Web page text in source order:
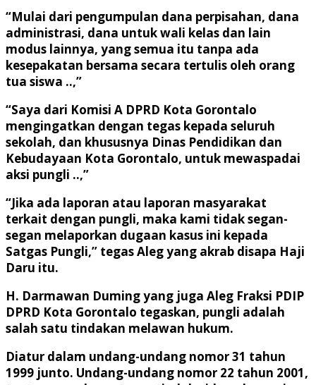
“Mulai dari pengumpulan dana perpisahan, dana
administrasi, dana untuk wali kelas dan lain
modus lainnya, yang semua itu tanpa ada
kesepakatan bersama secara tertulis oleh orang
tua siswa ..,”
“Saya dari Komisi A DPRD Kota Gorontalo
mengingatkan dengan tegas kepada seluruh
sekolah, dan khususnya Dinas Pendidikan dan
Kebudayaan Kota Gorontalo, untuk mewaspadai
aksi pungli ..,”
“Jika ada laporan atau laporan masyarakat
terkait dengan pungli, maka kami tidak segan-
segan melaporkan dugaan kasus ini kepada
Satgas Pungli,” tegas Aleg yang akrab disapa Haji
Daru itu.
H. Darmawan Duming yang juga Aleg Fraksi PDIP
DPRD Kota Gorontalo tegaskan, pungli adalah
salah satu tindakan melawan hukum.
Diatur dalam undang-undang nomor 31 tahun
1999 junto. Undang-undang nomor 22 tahun 2001,